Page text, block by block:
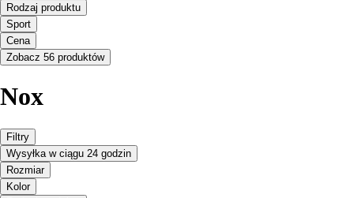
Rodzaj produktu
Sport
Cena
Zobacz 56 produktów
Nox
Filtry
Wysyłka w ciągu 24 godzin
Rozmiar
Kolor